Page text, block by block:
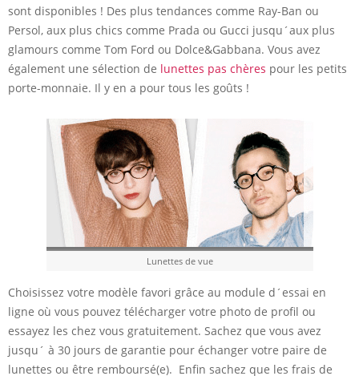
sont disponibles ! Des plus tendances comme Ray-Ban ou
Persol, aux plus chics comme Prada ou Gucci jusqu´aux plus
glamours comme Tom Ford ou Dolce&Gabbana. Vous avez
également une sélection de lunettes pas chères pour les petits
porte-monnaie. Il y en a pour tous les goûts !
Lunettes de vue
Choisissez votre modèle favori grâce au module d´essai en
ligne où vous pouvez télécharger votre photo de profil ou
essayez les chez vous gratuitement. Sachez que vous avez
jusqu´ à 30 jours de garantie pour échanger votre paire de
lunettes ou être remboursé(e). Enfin sachez que les frais de